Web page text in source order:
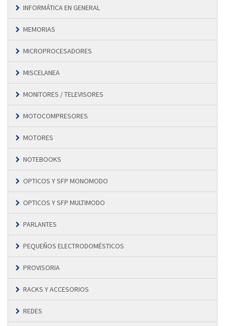
INFORMÁTICA EN GENERAL
MEMORIAS
MICROPROCESADORES
MISCELANEA
MONITORES / TELEVISORES
MOTOCOMPRESORES
MOTORES
NOTEBOOKS
OPTICOS Y SFP MONOMODO
OPTICOS Y SFP MULTIMODO
PARLANTES
PEQUEÑOS ELECTRODOMÉSTICOS
PROVISORIA
RACKS Y ACCESORIOS
REDES